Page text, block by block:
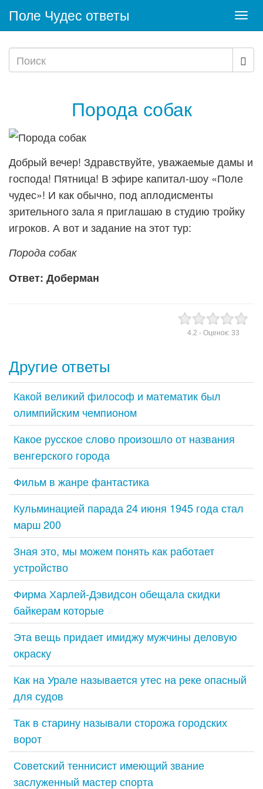
Поле Чудес ответы
Порода собак
Добрый вечер! Здравствуйте, уважаемые дамы и
господа! Пятница! В эфире капитал-шоу «Поле
чудес»! И как обычно, под аплодисменты
зрительного зала я приглашаю в студию тройку
игроков. А вот и задание на этот тур:
Порода собак
Ответ: Доберман
4.2 - Оценок: 33
Другие ответы
Какой великий философ и математик был
олимпийским чемпионом
Какое русское слово произошло от названия
венгерского города
Фильм в жанре фантастика
Кульминацией парада 24 июня 1945 года стал
марш 200
Зная это, мы можем понять как работает
устройство
Фирма Харлей-Дэвидсон обещала скидки
байкерам которые
Эта вещь придает имиджу мужчины деловую
окраску
Как на Урале называется утес на реке опасный
для судов
Так в старину называли сторожа городских
ворот
Советский теннисист имеющий звание
заслуженный мастер спорта